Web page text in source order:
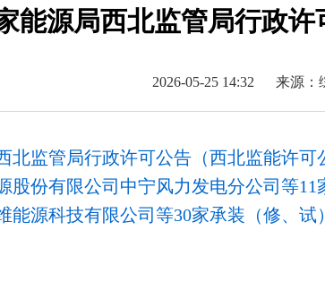
能源局西北监管局行政许
2026-05-25 14:32 来源：
北监管局行政许可公告（西北监能许可
股份有限公司中宁风力发电分公司等11
能源科技有限公司等30家承装（修、试